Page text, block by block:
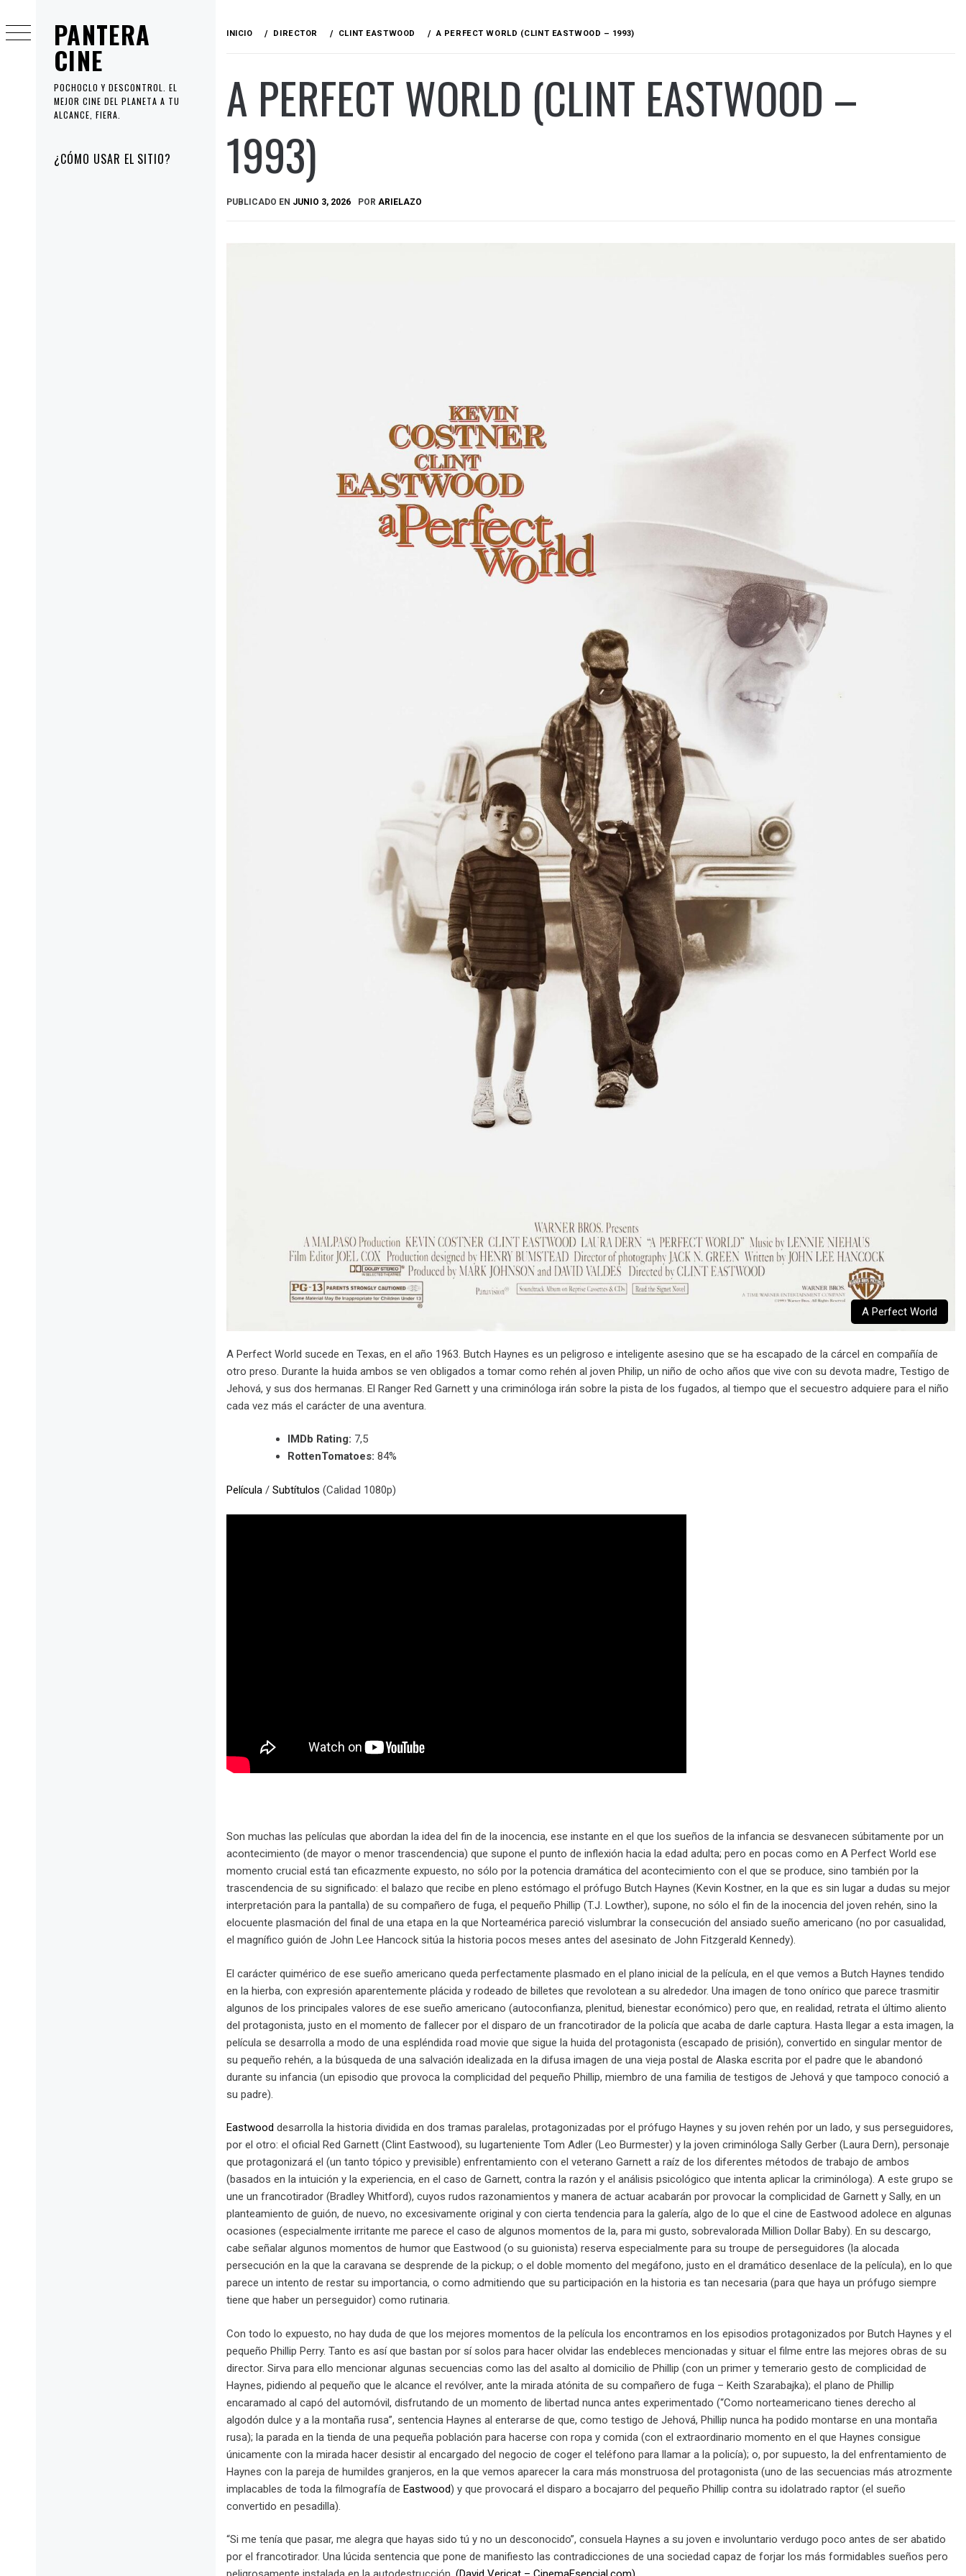
PANTERA
CINE
POCHOCLO Y DESCONTROL. EL
MEJOR CINE DEL PLANETA A TU
ALCANCE, FIERA.
principal
¿CÓMO USAR EL SITIO?
al
contenido
INICIO DIRECTOR CLINT EASTWOOD A PERFECT WORLD (CLINT EASTWOOD – 1993)
A PERFECT WORLD (CLINT EASTWOOD –
1993)
PUBLICADO EN JUNIO 3, 2026 POR ARIELAZO
A Perfect World
A Perfect World sucede en Texas, en el año 1963. Butch Haynes es un peligroso e inteligente asesino que se ha escapado de la cárcel en compañía de
otro preso. Durante la huida ambos se ven obligados a tomar como rehén al joven Philip, un niño de ocho años que vive con su devota madre, Testigo de
Jehová, y sus dos hermanas. El Ranger Red Garnett y una criminóloga irán sobre la pista de los fugados, al tiempo que el secuestro adquiere para el niño
cada vez más el carácter de una aventura.
IMDb Rating: 7,5
RottenTomatoes: 84%
Película / Subtítulos (Calidad 1080p)
Son muchas las películas que abordan la idea del fin de la inocencia, ese instante en el que los sueños de la infancia se desvanecen súbitamente por un
acontecimiento (de mayor o menor trascendencia) que supone el punto de inflexión hacia la edad adulta; pero en pocas como en A Perfect World ese
momento crucial está tan eficazmente expuesto, no sólo por la potencia dramática del acontecimiento con el que se produce, sino también por la
trascendencia de su significado: el balazo que recibe en pleno estómago el prófugo Butch Haynes (Kevin Kostner, en la que es sin lugar a dudas su mejor
interpretación para la pantalla) de su compañero de fuga, el pequeño Phillip (T.J. Lowther), supone, no sólo el fin de la inocencia del joven rehén, sino la
elocuente plasmación del final de una etapa en la que Norteamérica pareció vislumbrar la consecución del ansiado sueño americano (no por casualidad,
el magnífico guión de John Lee Hancock sitúa la historia pocos meses antes del asesinato de John Fitzgerald Kennedy).
El carácter quimérico de ese sueño americano queda perfectamente plasmado en el plano inicial de la película, en el que vemos a Butch Haynes tendido
en la hierba, con expresión aparentemente plácida y rodeado de billetes que revolotean a su alrededor. Una imagen de tono onírico que parece trasmitir
algunos de los principales valores de ese sueño americano (autoconfianza, plenitud, bienestar económico) pero que, en realidad, retrata el último aliento
del protagonista, justo en el momento de fallecer por el disparo de un francotirador de la policía que acaba de darle captura. Hasta llegar a esta imagen, la
película se desarrolla a modo de una espléndida road movie que sigue la huida del protagonista (escapado de prisión), convertido en singular mentor de
su pequeño rehén, a la búsqueda de una salvación idealizada en la difusa imagen de una vieja postal de Alaska escrita por el padre que le abandonó
durante su infancia (un episodio que provoca la complicidad del pequeño Phillip, miembro de una familia de testigos de Jehová y que tampoco conoció a
su padre).
Eastwood desarrolla la historia dividida en dos tramas paralelas, protagonizadas por el prófugo Haynes y su joven rehén por un lado, y sus perseguidores,
por el otro: el oficial Red Garnett (Clint Eastwood), su lugarteniente Tom Adler (Leo Burmester) y la joven criminóloga Sally Gerber (Laura Dern), personaje
que protagonizará el (un tanto tópico y previsible) enfrentamiento con el veterano Garnett a raíz de los diferentes métodos de trabajo de ambos
(basados en la intuición y la experiencia, en el caso de Garnett, contra la razón y el análisis psicológico que intenta aplicar la criminóloga). A este grupo se
une un francotirador (Bradley Whitford), cuyos rudos razonamientos y manera de actuar acabarán por provocar la complicidad de Garnett y Sally, en un
planteamiento de guión, de nuevo, no excesivamente original y con cierta tendencia para la galería, algo de lo que el cine de Eastwood adolece en algunas
ocasiones (especialmente irritante me parece el caso de algunos momentos de la, para mi gusto, sobrevalorada Million Dollar Baby). En su descargo,
cabe señalar algunos momentos de humor que Eastwood (o su guionista) reserva especialmente para su troupe de perseguidores (la alocada
persecución en la que la caravana se desprende de la pickup; o el doble momento del megáfono, justo en el dramático desenlace de la película), en lo que
parece un intento de restar su importancia, o como admitiendo que su participación en la historia es tan necesaria (para que haya un prófugo siempre
tiene que haber un perseguidor) como rutinaria.
Con todo lo expuesto, no hay duda de que los mejores momentos de la película los encontramos en los episodios protagonizados por Butch Haynes y el
pequeño Phillip Perry. Tanto es así que bastan por sí solos para hacer olvidar las endebleces mencionadas y situar el filme entre las mejores obras de su
director. Sirva para ello mencionar algunas secuencias como las del asalto al domicilio de Phillip (con un primer y temerario gesto de complicidad de
Haynes, pidiendo al pequeño que le alcance el revólver, ante la mirada atónita de su compañero de fuga – Keith Szarabajka); el plano de Phillip
encaramado al capó del automóvil, disfrutando de un momento de libertad nunca antes experimentado (“Como norteamericano tienes derecho al
algodón dulce y a la montaña rusa”, sentencia Haynes al enterarse de que, como testigo de Jehová, Phillip nunca ha podido montarse en una montaña
rusa); la parada en la tienda de una pequeña población para hacerse con ropa y comida (con el extraordinario momento en el que Haynes consigue
únicamente con la mirada hacer desistir al encargado del negocio de coger el teléfono para llamar a la policía); o, por supuesto, la del enfrentamiento de
Haynes con la pareja de humildes granjeros, en la que vemos aparecer la cara más monstruosa del protagonista (uno de las secuencias más atrozmente
implacables de toda la filmografía de Eastwood) y que provocará el disparo a bocajarro del pequeño Phillip contra su idolatrado raptor (el sueño
convertido en pesadilla).
“Si me tenía que pasar, me alegra que hayas sido tú y no un desconocido”, consuela Haynes a su joven e involuntario verdugo poco antes de ser abatido
por el francotirador. Una lúcida sentencia que pone de manifiesto las contradicciones de una sociedad capaz de forjar los más formidables sueños pero